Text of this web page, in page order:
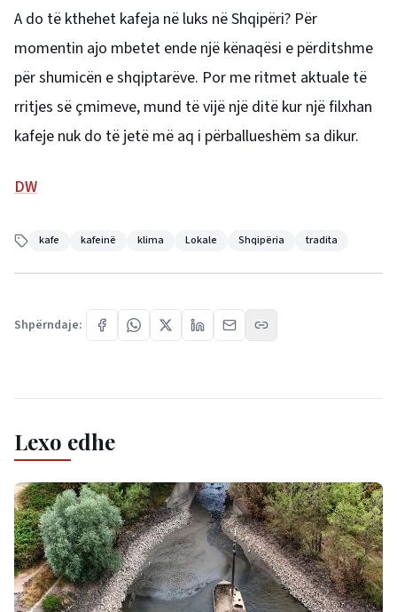
A do të kthehet kafeja në luks në Shqipëri? Për
momentin ajo mbetet ende një kënaqësi e përditshme
për shumicën e shqiptarëve. Por me ritmet aktuale të
rritjes së çmimeve, mund të vijë një ditë kur një filxhan
kafeje nuk do të jetë më aq i përballueshëm sa dikur.
DW
kafe kafeinë klima Lokale Shqipëria tradita
Shpërndaje:
Lexo edhe